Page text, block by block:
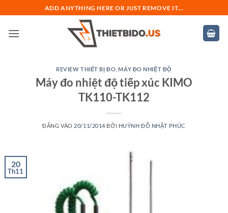
qua
nội
ADD ANYTHING HERE OR JUST REMOVE IT...
REVIEW THIẾT BỊ ĐO ,MÁY ĐO NHIỆT ĐỘ
Máy đo nhiệt độ tiếp xúc KIMO
TK110-TK112
ĐĂNG VÀO 20/11/2014 BỞI HUỲNH ĐỖ NHẬT PHÚC
20
Th11